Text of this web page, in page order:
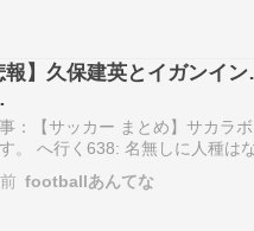
報】久保建英とイガンイ
：【サッカー まとめ】サカラ
。 へ行く638: 名無しに人種は
footballあんてな